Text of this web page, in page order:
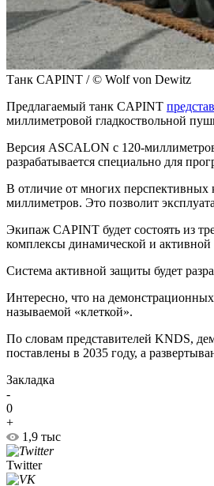
Танк CAPINT / © Wolf von Dewitz
Предлагаемый танк CAPINT
миллиметровой гладкоствольной
Версия ASCALON с 120-
разрабатывается специально для
В отличие от многих
миллиметров. Это позволит
Экипаж CAPINT будет состоять из
комплексы динамической и
Система активной защиты будет
Интересно, что на
называемой «клеткой».
По словам представителей KNDS,
поставлены в 2035 году, а
Закладка
-
0
+
1,9 тыс
Twitter